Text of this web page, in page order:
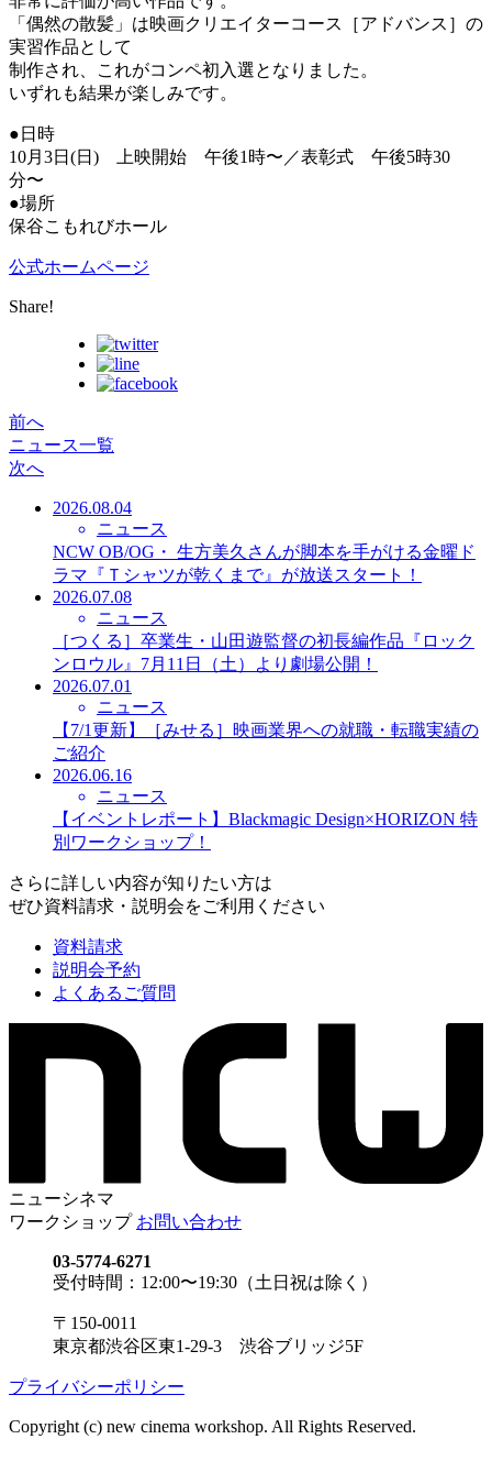
「偶然の散髪」は映画クリエイターコース［アドバンス］の
実習作品として
制作され、これがコンペ初入選となりました。
いずれも結果が楽しみです。
●日時
10月3日(日) 上映開始 午後1時〜／表彰式 午後5時30
分〜
●場所
保谷こもれびホール
公式ホームページ
Share!
前へ
ニュース一覧
次へ
2026.08.04
ニュース
NCW OB/OG・ 生方美久さんが脚本を手がける金曜ド
ラマ『Ｔシャツが乾くまで』が放送スタート！
2026.07.08
ニュース
［つくる］卒業生・山田遊監督の初長編作品『ロック
ンロウル』7月11日（土）より劇場公開！
2026.07.01
ニュース
【7/1更新】［みせる］映画業界への就職・転職実績の
ご紹介
2026.06.16
ニュース
【イベントレポート】Blackmagic Design×HORIZON 特
別ワークショップ！
さらに詳しい内容が知りたい方は
ぜひ資料請求・説明会をご利用ください
資料請求
説明会予約
よくあるご質問
ニューシネマ
ワークショップ お問い合わせ
03-5774-6271
受付時間：12:00〜19:30（土日祝は除く）
〒150-0011
東京都渋谷区東1-29-3 渋谷ブリッジ5F
プライバシーポリシー
Copyright (c) new cinema workshop. All Rights Reserved.